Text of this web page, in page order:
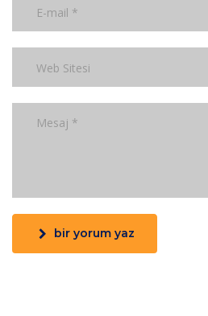
bir yorum yaz